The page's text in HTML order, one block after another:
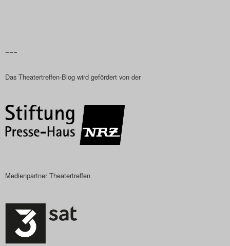
2024
Das Theatertreffen-Blog
2025
Archiv
Impressum
Nutzungsbedingungen
–––
Das Theatertreffen-Blog wird gefördert von der
Medienpartner Theatertreffen